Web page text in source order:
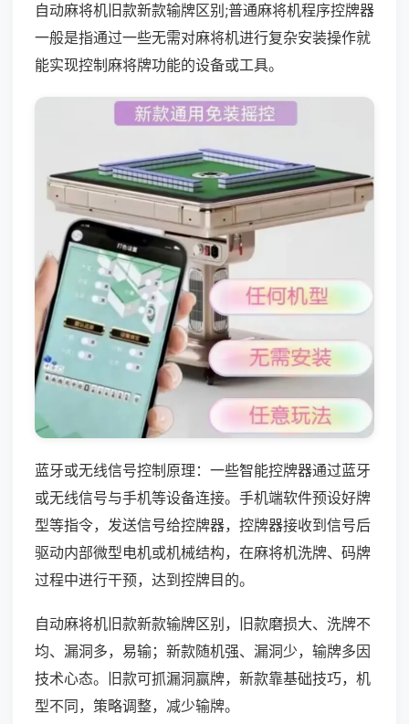
自动麻将机旧款新款输牌区别;普通麻将机程序控牌器
一般是指通过一些无需对麻将机进行复杂安装操作就
能实现控制麻将牌功能的设备或工具。
蓝牙或无线信号控制原理：一些智能控牌器通过蓝牙
或无线信号与手机等设备连接。手机端软件预设好牌
型等指令，发送信号给控牌器，控牌器接收到信号后
驱动内部微型电机或机械结构，在麻将机洗牌、码牌
过程中进行干预，达到控牌目的。
自动麻将机旧款新款输牌区别，旧款磨损大、洗牌不
均、漏洞多，易输；新款随机强、漏洞少，输牌多因
技术心态。旧款可抓漏洞赢牌，新款靠基础技巧，机
型不同，策略调整，减少输牌。